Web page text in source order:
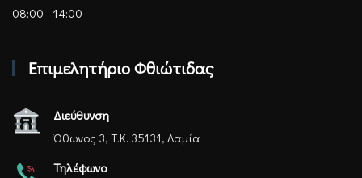
08:00 - 14:00
Επιμελητήριο Φθιώτιδας
Διεύθυνση
Όθωνος 3, Τ.Κ. 35131, Λαμία
Τηλέφωνο